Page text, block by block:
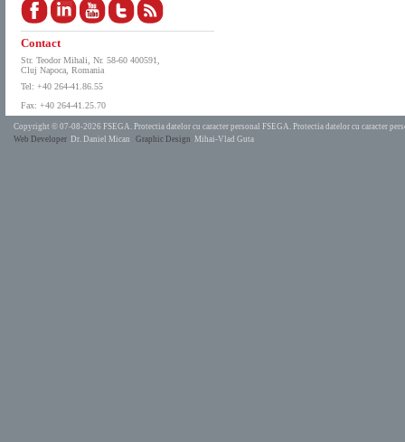
Contact
Str. Teodor Mihali, Nr. 58-60 400591,
Cluj Napoca, Romania
Tel: +40 264-41.86.55
Fax: +40 264-41.25.70
Copyright © 07-08-2026 FSEGA. Protectia datelor cu caracter personal FSEGA. Protectia datelor cu caracter
Web Developer Dr. Daniel Mican Graphic Design Mihai-Vlad Guta